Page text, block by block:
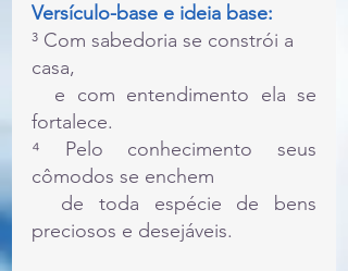
Versículo-base e ideia base:
³ Com sabedoria se constrói a
casa,
e com entendimento ela se
fortalece.
⁴ Pelo conhecimento seus
cômodos se enchem
de toda espécie de bens
preciosos e desejáveis.